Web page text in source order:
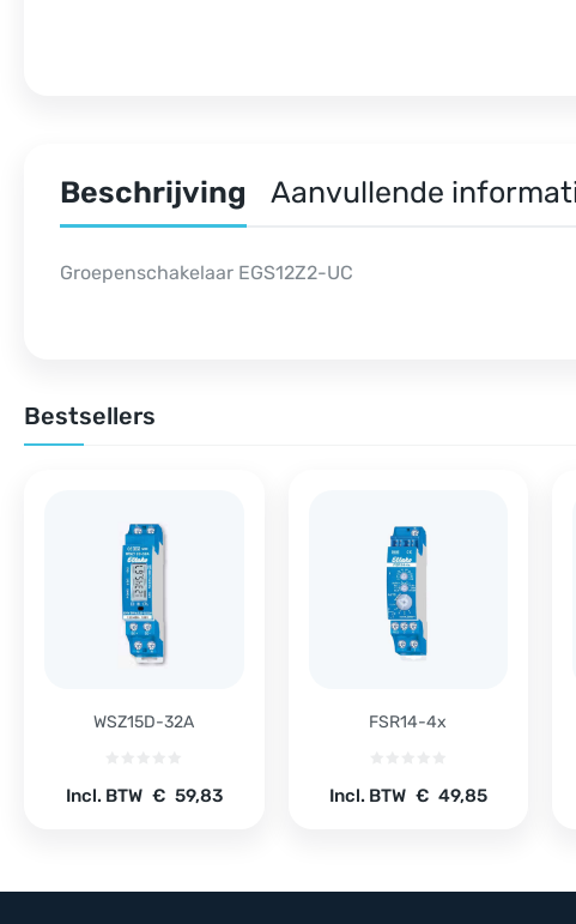
Beschrijving Aanvullende
Groepenschakelaar EGS12Z2-UC
Bestsellers
WSZ15D-32A
€ 59,83
Incl. BTW
FSR14-4x
€ 49,85
Incl. BTW